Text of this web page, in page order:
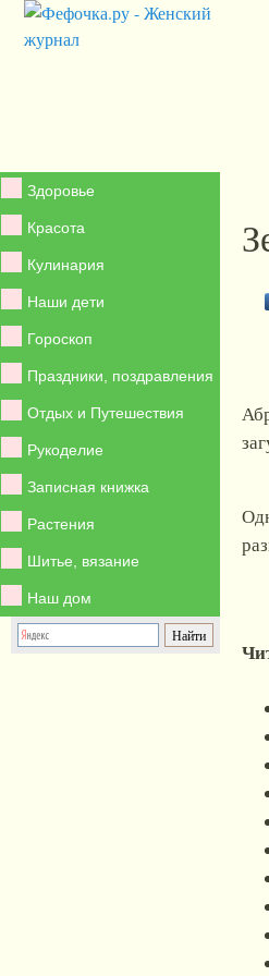
Здоровье
Красота
Кулинария
Наши дети
Гороскоп
Праздники, поздравления
Отдых и Путешествия
Рукоделие
Записная книжка
Растения
Шитье, вязание
Наш дом